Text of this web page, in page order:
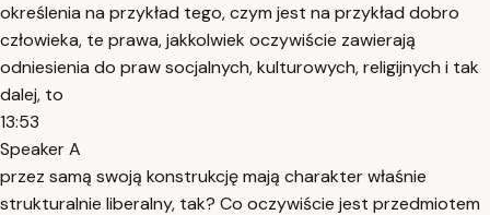
określenia na przykład tego, czym jest na przykład dobro
człowieka, te prawa, jakkolwiek oczywiście zawierają
odniesienia do praw socjalnych, kulturowych, religijnych i tak
dalej, to
13:53
Speaker A
przez samą swoją konstrukcję mają charakter właśnie
strukturalnie liberalny, tak? Co oczywiście jest przedmiotem